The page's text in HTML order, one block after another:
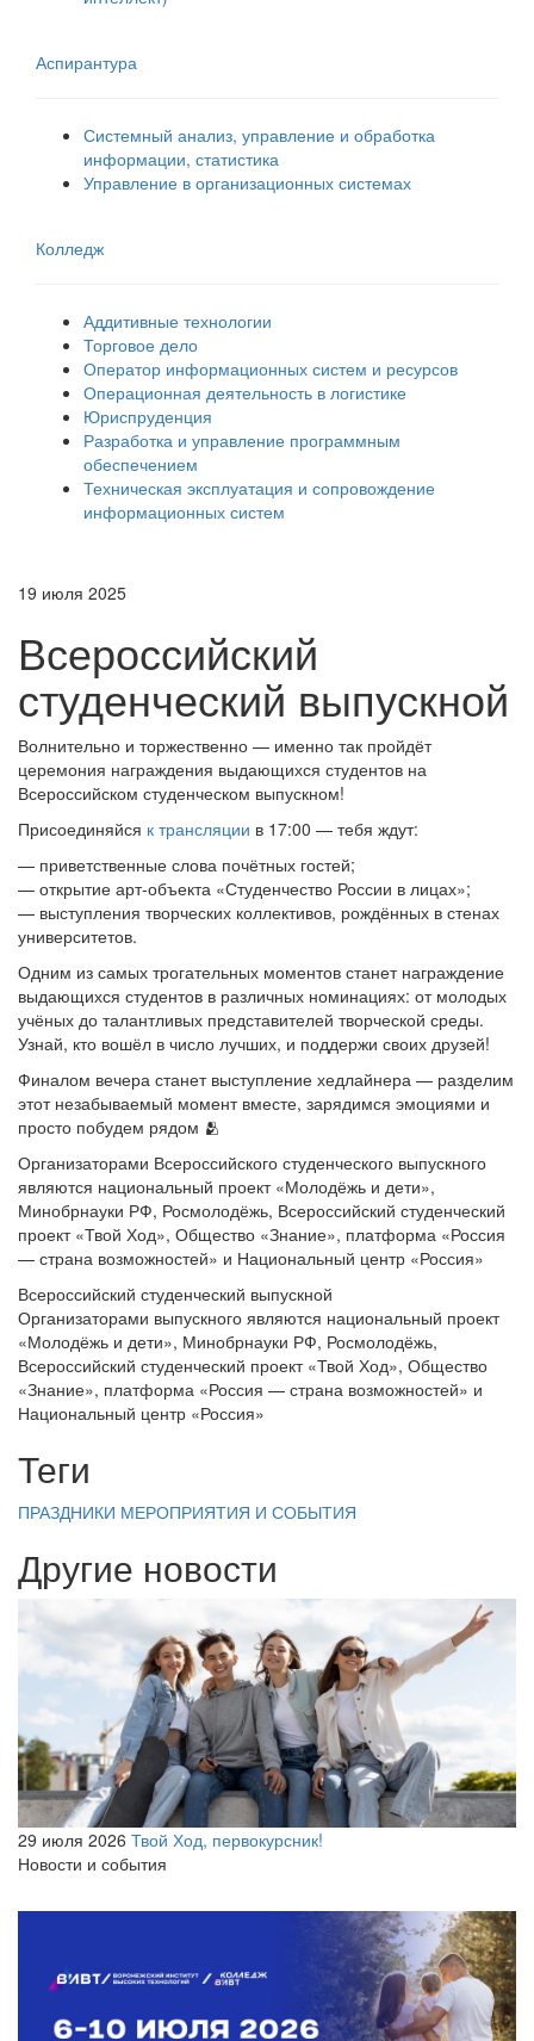
Аспирантура
Системный анализ, управление и обработка
информации, статистика
Управление в организационных системах
Колледж
Аддитивные технологии
Торговое дело
Оператор информационных систем и ресурсов
Операционная деятельность в логистике
Юриспруденция
Разработка и управление программным
обеспечением
Техническая эксплуатация и сопровождение
информационных систем
19 июля 2025
Всероссийский
студенческий выпускной
Волнительно и торжественно — именно так пройдёт
церемония награждения выдающихся студентов на
Всероссийском студенческом выпускном!
Присоединяйся к трансляции в 17:00 — тебя ждут:
— приветственные слова почётных гостей;
— открытие арт-объекта «Студенчество России в лицах»;
— выступления творческих коллективов, рождённых в стенах
университетов.
Одним из самых трогательных моментов станет награждение
выдающихся студентов в различных номинациях: от молодых
учёных до талантливых представителей творческой среды.
Узнай, кто вошёл в число лучших, и поддержи своих друзей!
Финалом вечера станет выступление хедлайнера — разделим
этот незабываемый момент вместе, зарядимся эмоциями и
просто побудем рядом 🫂
Организаторами Всероссийского студенческого выпускного
являются национальный проект «Молодёжь и дети»,
Минобрнауки РФ, Росмолодёжь, Всероссийский студенческий
проект «Твой Ход», Общество «Знание», платформа «Россия
— страна возможностей» и Национальный центр «Россия»
Всероссийский студенческий выпускной
Организаторами выпускного являются национальный проект
«Молодёжь и дети», Минобрнауки РФ, Росмолодёжь,
Всероссийский студенческий проект «Твой Ход», Общество
«Знание», платформа «Россия — страна возможностей» и
Национальный центр «Россия»
Теги
ПРАЗДНИКИ МЕРОПРИЯТИЯ И СОБЫТИЯ
Другие новости
29 июля 2026 Твой Ход, первокурсник!
Новости и события